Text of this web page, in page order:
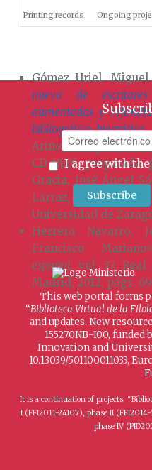
Entrambasaguas,
relativas a Don
Gómez Uriel,
nueva de
aumentadas y
bibliográfico-biográfico,
Ariño, Zaragoza,
CD-ROM preparada
Gracia, José Ángel
Larraz, Institución
Universidad de
Herrera Navarro,
Francisco
español, vol. 37,
Madrid, 2012, págs.
Printing records Ongoing
I agree with the
This web portal forms
“Biblioteca Virtual de la
and updates. New
155270NB-I00,
Innovation and
10.13039/501100011033,
It is a continuation of projects:
I (FFI2011-24107), phase II
phase IV